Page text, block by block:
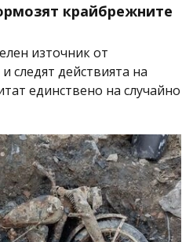
крайбрежните
източник от
следят действията на
единствено на случайно